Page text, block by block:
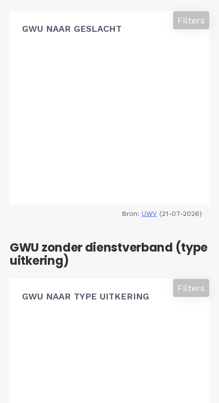
GWU NAAR GESLACHT
Filters
Bron: UWV (21-07-2026)
GWU zonder dienstverband (type
uitkering)
GWU NAAR TYPE UITKERING
Filters